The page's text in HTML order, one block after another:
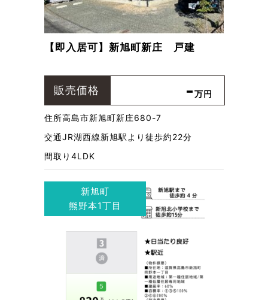
【即入居可】新旭町新庄 戸建
販売価格 -万円
住所高島市新旭町新庄680-7
交通JR湖西線新旭駅より徒歩約22分
間取り 4LDK
新旭町
熊野本1丁目